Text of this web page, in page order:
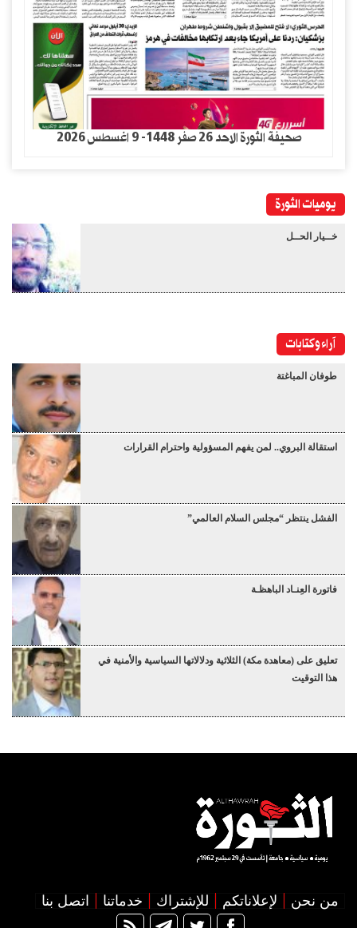
صحيفة الثورة الاحد 26 صفر 1448- 9 اغسطس 2026
يوميات الثورة
خــيار الحــل
آراء وكتابات
طوفان المباغتة
استقالة البروي.. لمن يفهم المسؤولية واحترام القرارات
الفشل ينتظر “مجلس السلام العالمي”
فاتورة العِنـاد الباهظـة
تعليق على (معاهدة مكة) الثلاثية ودلالاتها السياسية والأمنية في
هذا التوقيت
من نحن لإعلاناتكم للإشتراك خدماتنا اتصل بنا